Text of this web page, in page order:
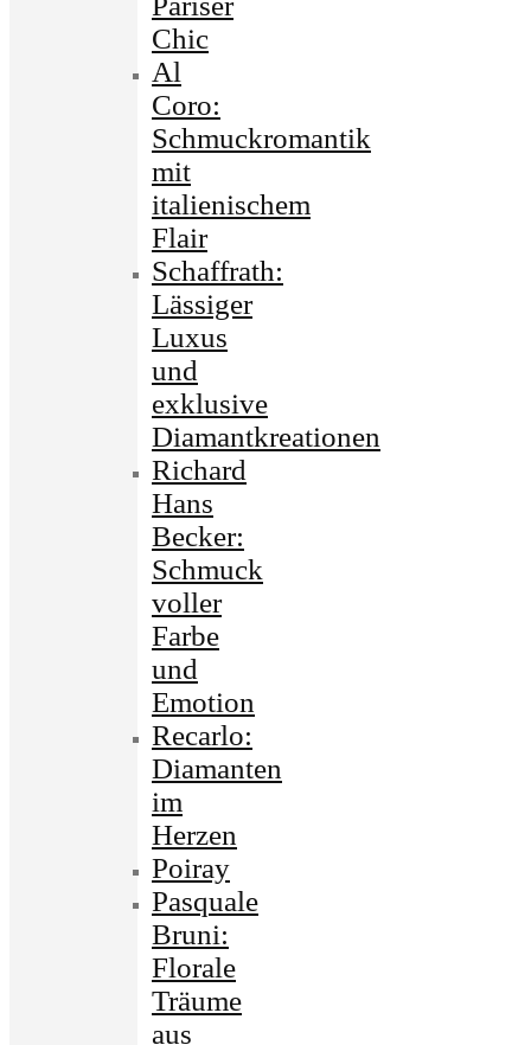
Chic
Al
Coro:
Schmuckromantik
mit
italienischem
Flair
Schaffrath:
Lässiger
Luxus
und
exklusive
Diamantkreationen
Richard
Hans
Becker:
Schmuck
voller
Farbe
und
Emotion
Recarlo:
Diamanten
im
Herzen
Poiray
Pasquale
Bruni:
Florale
Träume
aus